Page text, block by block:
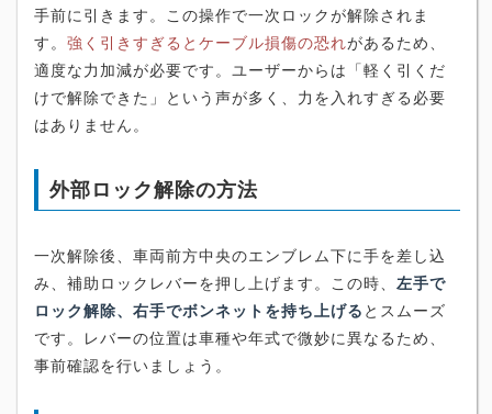
手前に引きます。この操作で一次ロックが解除されま
す。 強く引きすぎるとケーブル損傷の恐れがあるため、
適度な力加減が必要です。ユーザーからは「軽く引くだ
けで解除できた」という声が多く、力を入れすぎる必要
はありません。
外部ロック解除の方法
一次解除後、車両前方中央のエンブレム下に手を差し込
み、補助ロックレバーを押し上げます。この時、 左手で
ロック解除、右手でボンネットを持ち上げる とスムーズ
です。レバーの位置は車種や年式で微妙に異なるため、
事前確認を行いましょう。